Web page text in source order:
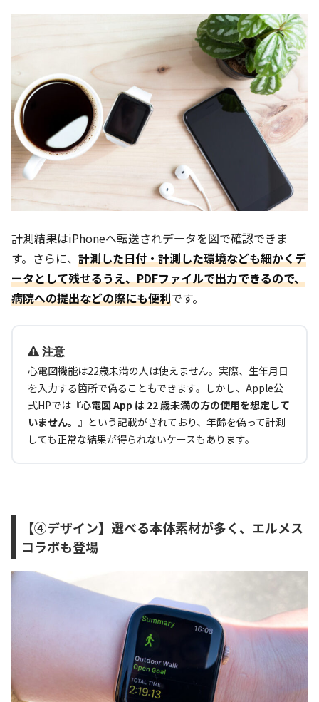
計測結果はiPhoneへ転送されデータを図で確認できま
す。さらに、 計測した日付・計測した環境なども細かくデ
ータとして残せるうえ、PDFファイルで出力できるので、
病院への提出などの際にも便利です。
注意
心電図機能は22歳未満の人は使えません。実際、生年月日
を入力する箇所で偽ることもできます。しかし、Apple公
式HPでは 『心電図 App は 22 歳未満の方の使用を想定して
いません。』 という記載がされており、年齢を偽って計測
しても正常な結果が得られないケースもあります。
【④デザイン】選べる本体素材が多く、エルメス
コラボも登場